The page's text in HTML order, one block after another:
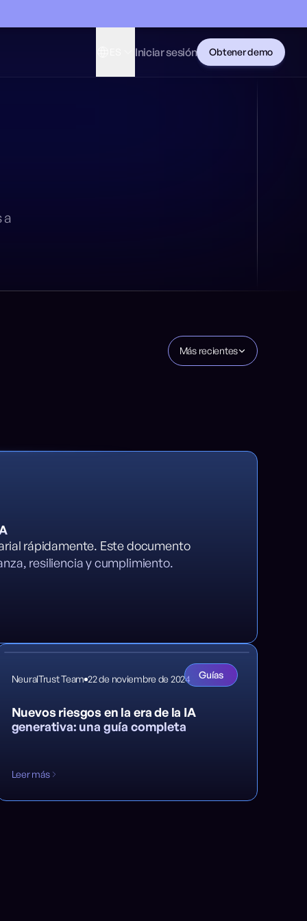
Iniciar sesión Obtener demo
a
Más recientes
rápidamente. Este documento
resiliencia y cumplimiento.
Guías
NeuralTrust Team 22 de noviembre de 2024
Nuevos riesgos en la era de la IA
generativa: una guía completa
Leer más